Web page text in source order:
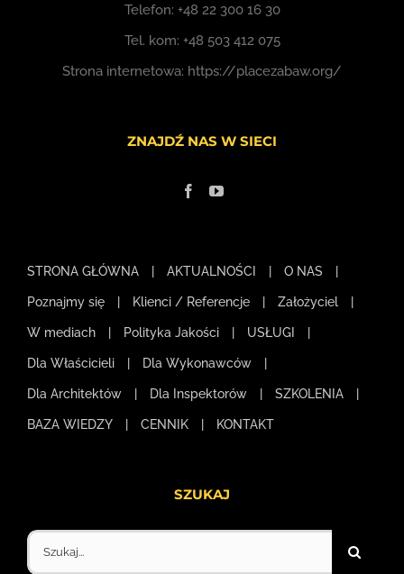
Telefon: +48 22 300 16 30
Tel. kom: +48 503 412 075
Strona internetowa: https://placezabaw.org/
ZNAJDŹ NAS W SIECI
STRONA GŁÓWNA AKTUALNOŚCI O NAS
Poznajmy się Klienci / Referencje Założyciel
W mediach Polityka Jakości USŁUGI
Dla Właścicieli Dla Wykonawców
Dla Architektów Dla Inspektorów SZKOLENIA
BAZA WIEDZY CENNIK KONTAKT
SZUKAJ
Szukaj